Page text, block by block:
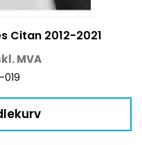
Citan 2012-2021
MVA
019